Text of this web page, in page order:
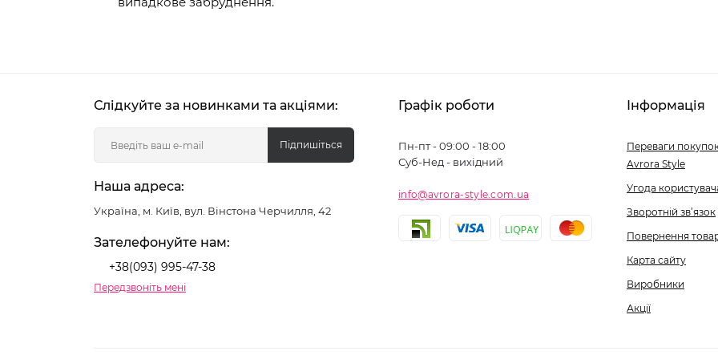
Слідкуйте за новинками та акціями:
Підпишіться
Наша адреса:
Україна, м. Київ, вул. Вінстона Черчилля, 42
Зателефонуйте нам:
+38(093) 995-47-38
Передзвоніть мені
Графік роботи
Пн-пт - 09:00 - 18:00
Суб-Нед - вихідний
info@avrora-style.com.ua
Інформація
Переваги
Avrora Style
Угода
Зворотній зв’язок
Повернення
Карта сайту
Виробники
Акції